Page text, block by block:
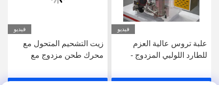
فيديو
علبة تروس عالية العزم
للطارد اللولبي المزدوج -
لأنظمة البثق المتماثل
فيديو
زيت التشحيم المتحول مع
محرك طحن مزدوج مع
المدخل